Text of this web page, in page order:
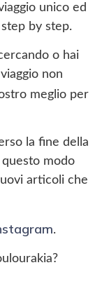
unico ed
by step.
o hai
non
meglio per
la fine della
modo
articoli che
.